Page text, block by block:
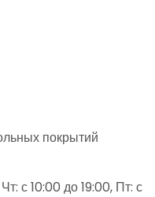
покрытий
с 10:00 до 19:00, Пт: с